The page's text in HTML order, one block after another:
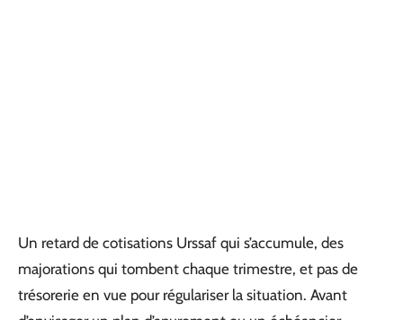
Un retard de cotisations Urssaf qui s’accumule, des
majorations qui tombent chaque trimestre, et pas de
trésorerie en vue pour régulariser la situation. Avant